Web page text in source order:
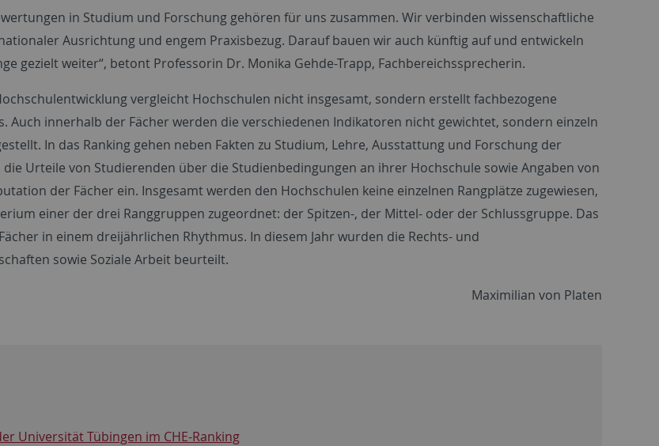
in Studium und Forschung gehören für uns zusammen. Wir verbinden wissenschaftliche
Ausrichtung und engem Praxisbezug. Darauf bauen wir auch künftig auf und entwickeln
gezielt weiter“, betont Professorin Dr. Monika Gehde-Trapp, Fachbereichssprecherin.
vergleicht Hochschulen nicht insgesamt, sondern erstellt fachbezogene
Auch innerhalb der Fächer werden die verschiedenen Indikatoren nicht gewichtet, sondern einzeln
In das Ranking gehen neben Fakten zu Studium, Lehre, Ausstattung und Forschung der
Urteile von Studierenden über die Studienbedingungen an ihrer Hochschule sowie Angaben von
der Fächer ein. Insgesamt werden den Hochschulen keine einzelnen Rangplätze zugewiesen,
einer der drei Ranggruppen zugeordnet: der Spitzen-, der Mittel- oder der Schlussgruppe. Das
in einem dreijährlichen Rhythmus. In diesem Jahr wurden die Rechts- und
sowie Soziale Arbeit beurteilt.
Maximilian von Platen
Universität Tübingen im CHE-Ranking